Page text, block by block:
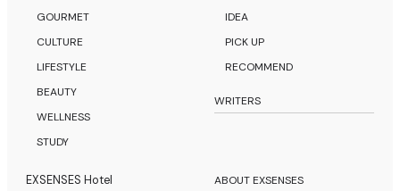
GOURMET
CULTURE
LIFESTYLE
BEAUTY
WELLNESS
STUDY
IDEA
PICK UP
RECOMMEND
WRITERS
EXSENSES Hotel ABOUT EXSENSES